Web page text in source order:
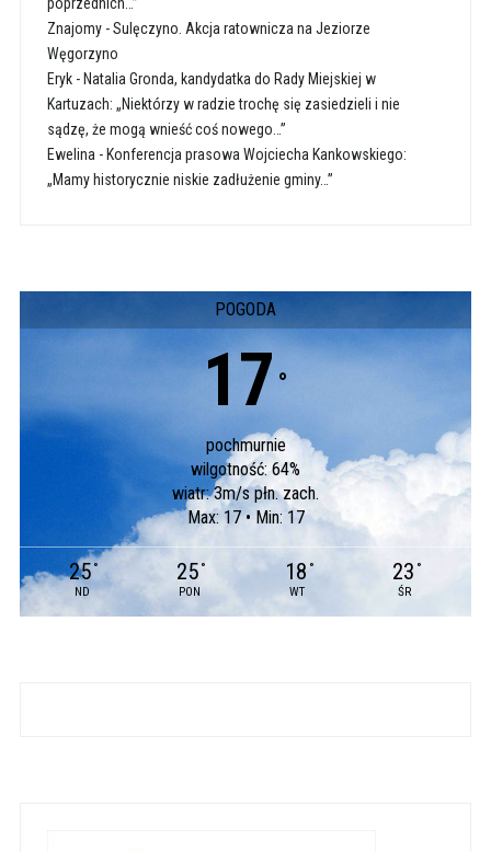
Znajomy-Sulęczyno. Akcja ratownicza na Jeziorze
Węgorzyno
Eryk- Natalia Gronda, kandydatka do Rady Miejskiej w
Kartuzach: „Niektórzy w radzie trochę się zasiedzieli i nie
sądzę, że mogą wnieść coś nowego…”
Ewelina - Konferencja prasowa Wojciecha Kankowskiego:
„Mamy historycznie niskie zadłużenie gminy…”
POGODA
17 °
pochmurnie
wilgotność: 64%
wiatr: 3m/s płn. zach.
Max: 17 • Min: 17
25 °
ND
25 °
PON
18 °
WT
23 °
ŚR